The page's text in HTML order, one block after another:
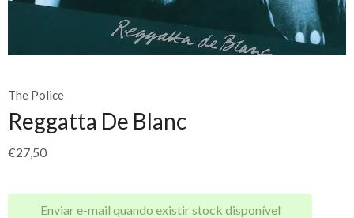
The Police
Reggatta De Blanc
€27,50
Enviar e-mail quando existir stock disponível